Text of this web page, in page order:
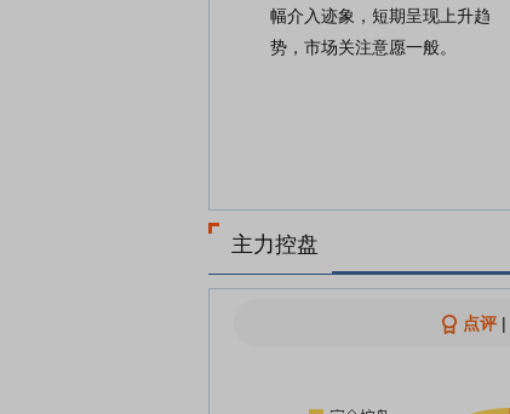
幅介入迹象，短期呈现上升趋
势，市场关注意愿一般。
主力控盘
点评|